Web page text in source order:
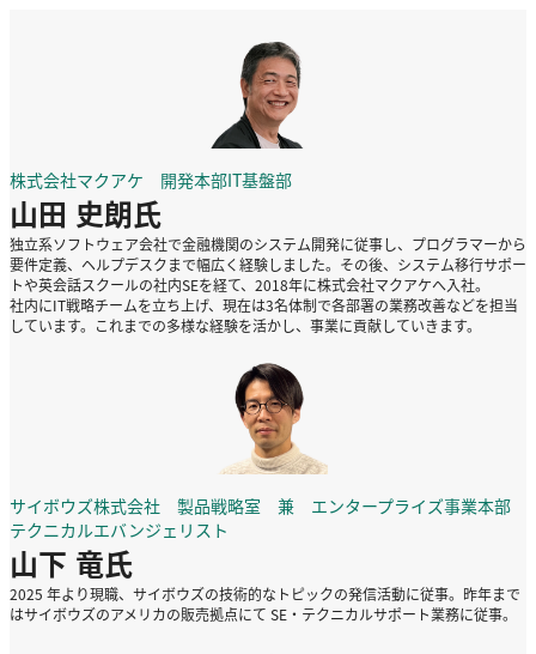
株式会社マクアケ 開発本部IT基盤部
山田 史朗氏
独立系ソフトウェア会社で金融機関のシステム開発に従事し、プログラマーから
要件定義、ヘルプデスクまで幅広く経験しました。その後、システム移行サポー
トや英会話スクールの社内SEを経て、2018年に株式会社マクアケへ入社。
社内にIT戦略チームを立ち上げ、現在は3名体制で各部署の業務改善などを担当
しています。これまでの多様な経験を活かし、事業に貢献していきます。
サイボウズ株式会社 製品戦略室 兼 エンタープライズ事業本部
テクニカルエバンジェリスト
山下 竜氏
2025 年より現職、サイボウズの技術的なトピックの発信活動に従事。昨年まで
はサイボウズのアメリカの販売拠点にて SE・テクニカルサポート業務に従事。